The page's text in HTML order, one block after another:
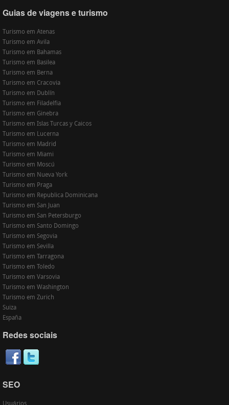
Guias de viagens e turismo
Turismo em Atenas
Turismo em Avila
Turismo em Bahamas
Turismo em Basilea
Turismo em Berna
Turismo em Cracovia
Turismo em Dublín
Turismo em Filadelfia
Turismo em Ginebra
Turismo em Islas Turcas y Caicos
Turismo em Lucerna
Turismo em Madrid
Turismo em Miami
Turismo em Moscú
Turismo em Nueva York
Turismo em Praga
Turismo em Republica Dominicana
Turismo em San Juan
Turismo em San Petersburgo
Turismo em Santo Domingo
Turismo em Segovia
Turismo em Sevilla
Turismo em Tarragona
Turismo em Toledo
Turismo em Varsovia
Turismo em Washington
Turismo em Zurich
Suiza
España
Redes sociais
SEO